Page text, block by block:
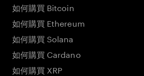
如何購買 Bitcoin
如何購買 Ethereum
如何購買 Solana
如何購買 Cardano
如何購買 XRP